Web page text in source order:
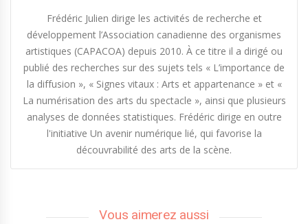
Frédéric Julien dirige les activités de recherche et
développement l’Association canadienne des organismes
artistiques (CAPACOA) depuis 2010. À ce titre il a dirigé ou
publié des recherches sur des sujets tels « L’importance de
la diffusion », « Signes vitaux : Arts et appartenance » et «
La numérisation des arts du spectacle », ainsi que plusieurs
analyses de données statistiques. Frédéric dirige en outre
l'initiative Un avenir numérique lié, qui favorise la
découvrabilité des arts de la scène.
Vous aimerez aussi